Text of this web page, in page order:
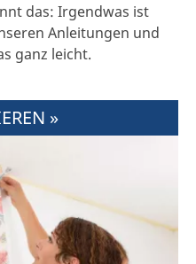
das: Irgendwas ist
Anleitungen und
ganz leicht.
»